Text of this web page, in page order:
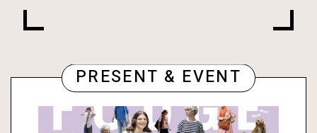
PRESENT & EVENT